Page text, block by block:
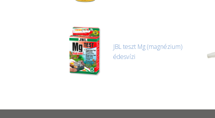
JBL teszt Mg (magnézium)
édesvízi